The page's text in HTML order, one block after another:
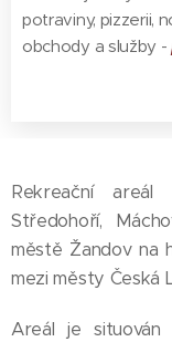
potraviny, pizzerii,
obchody a služby -
Rekreační
Středohoří,
městě Žandov na
mezi městy Česká
Areál je